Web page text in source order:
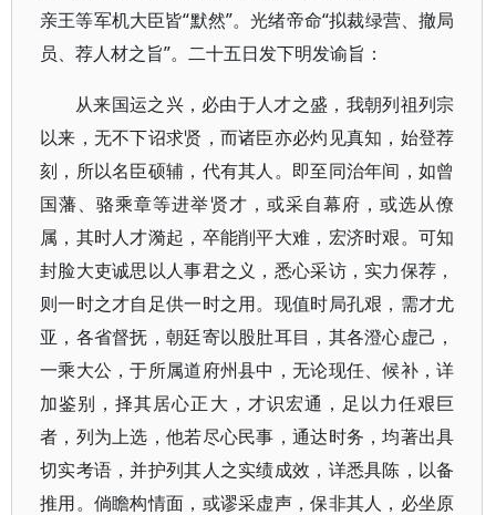
亲王等军机大臣皆“默然”。光绪帝命“拟裁绿营、撤局
员、荐人材之旨”。二十五日发下明发谕旨：
从来国运之兴，必由于人才之盛，我朝列祖列宗
以来，无不下诏求贤，而诸臣亦必灼见真知，始登荐
刻，所以名臣硕辅，代有其人。即至同治年间，如曾
国藩、骆乘章等进举贤才，或采自幕府，或选从僚
属，其时人才漪起，卒能削平大难，宏济时艰。可知
封脸大吏诚思以人事君之义，悉心采访，实力保荐，
则一时之才自足供一时之用。现值时局孔艰，需才尤
亚，各省督抚，朝廷寄以股肚耳目，其各澄心虚己，
一乘大公，于所属道府州县中，无论现任、候补，详
加鉴别，择其居心正大，才识宏通，足以力任艰巨
者，列为上选，他若尽心民事，通达时务，均著出具
切实考语，并护列其人之实绩成效，详悉具陈，以备
推用。倘瞻构情面，或谬采虚声，保非其人，必坐原